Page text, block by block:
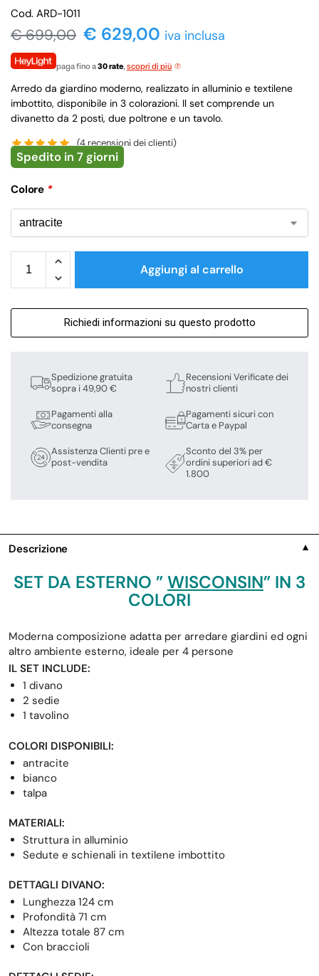
Cod. ARD-1011
€699,00 € 629,00 iva inclusa
paga fino a30 rate, scopri di più
Arredo da giardino moderno, realizzato in alluminio e textilene
imbottito, disponibile in 3 colorazioni. Il set comprende un
divanetto da 2 posti, due poltrone e un tavolo.
(4recensioni dei clienti)
Spedito in 7 giorni
Colore *
Aggiungi al carrello
Richiedi informazioni su questo prodotto
Spedizione gratuita
sopra i 49,90 €
Pagamenti alla
consegna
Assistenza Clienti pre e
post-vendita
Recensioni Verificate dei
nostri clienti
Pagamenti sicuri con
Carta e Paypal
Sconto del 3% per
ordini superiori ad €
1.800
Descrizione ▼
SET DA ESTERNO ”WISCONSIN” IN 3
COLORI
Moderna composizione adatta per arredare giardini ed ogni
altro ambiente esterno, ideale per 4 persone
IL SET INCLUDE:
1 divano
2 sedie
1 tavolino
COLORI DISPONIBILI:
antracite
bianco
talpa
MATERIALI:
Struttura in alluminio
Sedute e schienali in textilene imbottito
DETTAGLI DIVANO:
Lunghezza 124 cm
Profondità 71 cm
Altezza totale 87 cm
Con braccioli